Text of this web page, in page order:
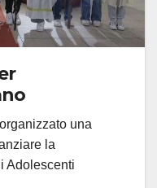
una
la
Adolescenti